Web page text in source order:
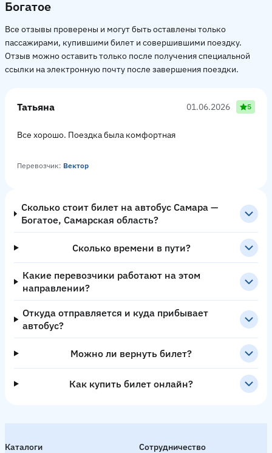
Богатое
Все отзывы проверены и могут быть оставлены только
пассажирами, купившими билет и совершившими поездку.
Отзыв можно оставить только после получения специальной
ссылки на электронную почту после завершения поездки.
Татьяна 01.06.2026 5
Все хорошо. Поездка была комфортная
Перевозчик: Вектор
Сколько стоит билет на автобус Самара —
Богатое, Самарская область?
Сколько времени в пути?
Какие перевозчики работают на этом
направлении?
Откуда отправляется и куда прибывает
автобус?
Можно ли вернуть билет?
Как купить билет онлайн?
Каталоги
Сотрудничество